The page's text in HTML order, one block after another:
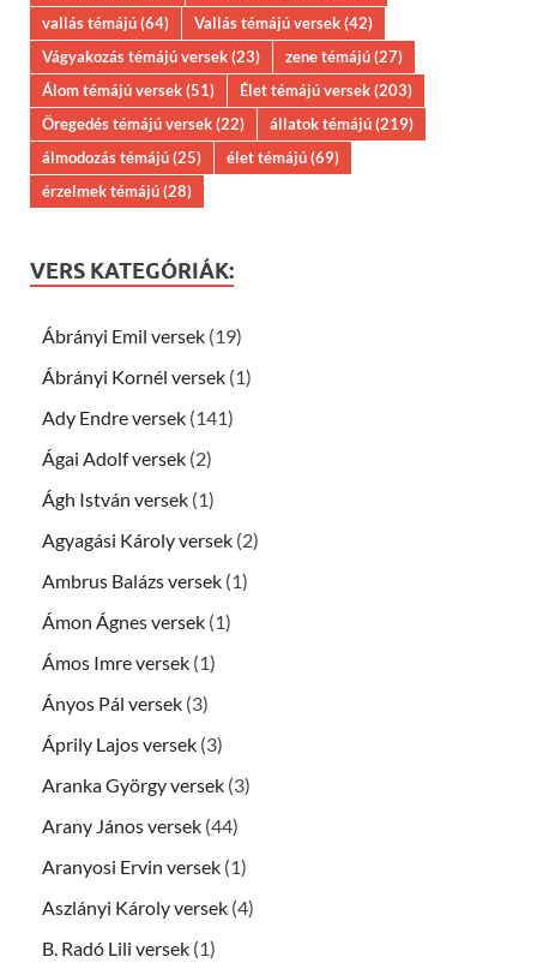
vallás témájú(64) Vallás témájú versek(42)
Vágyakozás témájú versek(23) zene témájú(27)
Álom témájú versek(51) Élet témájú versek(203)
Öregedés témájú versek(22) állatok témájú(219)
álmodozás témájú(25) élet témájú(69)
érzelmek témájú(28)
VERS KATEGÓRIÁK:
Ábrányi Emil versek (19)
Ábrányi Kornél versek (1)
Ady Endre versek (141)
Ágai Adolf versek (2)
Ágh István versek (1)
Agyagási Károly versek (2)
Ambrus Balázs versek (1)
Ámon Ágnes versek (1)
Ámos Imre versek (1)
Ányos Pál versek (3)
Áprily Lajos versek (3)
Aranka György versek (3)
Arany János versek (44)
Aranyosi Ervin versek (1)
Aszlányi Károly versek (4)
B. Radó Lili versek (1)